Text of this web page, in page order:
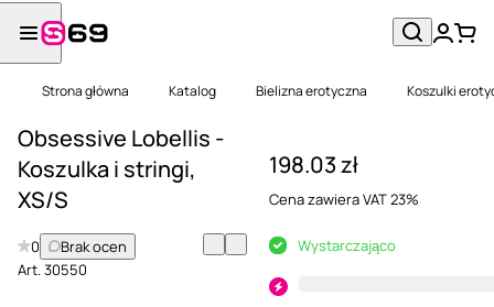
Strona główna Katalog Bielizna erotyczna Koszulki
Obsessive Lobellis -
Koszulka i stringi,
XS/S
0
Brak ocen
Art.30550
198.03 zł
Cena zawiera VAT 23%
Wystarczająco